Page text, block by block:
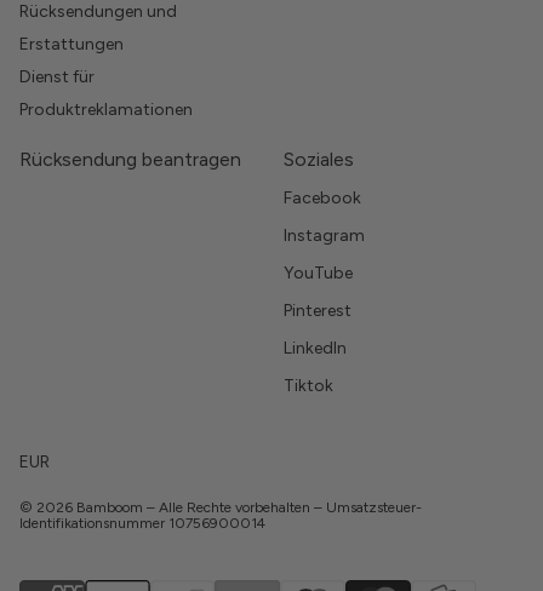
Rücksendungen und
Erstattungen
Dienst für
Produktreklamationen
Rücksendung beantragen Soziales
Facebook
Instagram
YouTube
Pinterest
LinkedIn
Tiktok
EUR
© 2026 Bamboom – Alle Rechte vorbehalten – Umsatzsteuer-
Identifikationsnummer 10756900014